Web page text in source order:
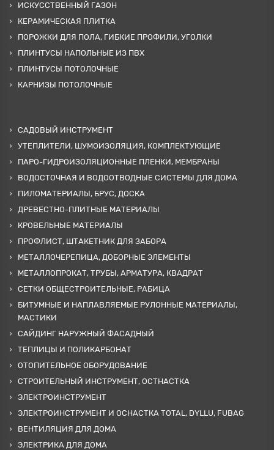
ИСКУССТВЕННЫЙ ГАЗОН
КЕРАМИЧЕСКАЯ ПЛИТКА
ПОРОЖКИ ДЛЯ ПОЛА, ГИБКИЕ ПРОФИЛИ, УГОЛКИ
ПЛИНТУСЫ НАПОЛЬНЫЕ ИЗ ПВХ
ПЛИНТУСЫ ПОТОЛОЧНЫЕ
КАРНИЗЫ ПОТОЛОЧНЫЕ
САДОВЫЙ ИНСТРУМЕНТ
УТЕПЛИТЕЛИ, ШУМОИЗОЛЯЦИЯ, КОМПЛЕКТУЮЩИЕ
ПАРО-ГИДРОИЗОЛЯЦИОННЫЕ ПЛЕНКИ, МЕМБРАНЫ
ВОДОСТОЧНАЯ И ВОДООТВОДНЫЕ СИСТЕМЫ ДЛЯ ДОМА
ПИЛОМАТЕРИАЛЫ, БРУС, ДОСКА
ДРЕВЕСТНО-ПЛИТНЫЕ МАТЕРИАЛЫ
КРОВЕЛЬНЫЕ МАТЕРИАЛЫ
ПРОФЛИСТ, ШТАКЕТНИК ДЛЯ ЗАБОРА
МЕТАЛЛОЧЕРЕПИЦА, ДОБОРНЫЕ ЭЛЕМЕНТЫ
МЕТАЛЛОПРОКАТ, ТРУБЫ, АРМАТУРА, КВАДРАТ
СЕТКИ ОБЩЕСТРОИТЕЛЬНЫЕ, РАБИЦА
БИТУМНЫЕ И НАПЛАВЛЯЕМЫЕ РУЛОННЫЕ МАТЕРИАЛЫ,
МАСТИКИ
САЙДИНГ НАРУЖНЫЙ ФАСАДНЫЙ
ТЕПЛИЦЫ И ПОЛИКАРБОНАТ
ОТОПИТЕЛЬНОЕ ОБОРУДОВАНИЕ
СТРОИТЕЛЬНЫЙ ИНСТРУМЕНТ, ОСТНАСТКА
ЭЛЕКТРОИНСТРУМЕНТ
ЭЛЕКТРОИНСТРУМЕНТ И ОСНАСТКА TOTAL, DYLLU, FUBAG
ВЕНТИЛЯЦИЯ ДЛЯ ДОМА
ЭЛЕКТРИКА ДЛЯ ДОМА